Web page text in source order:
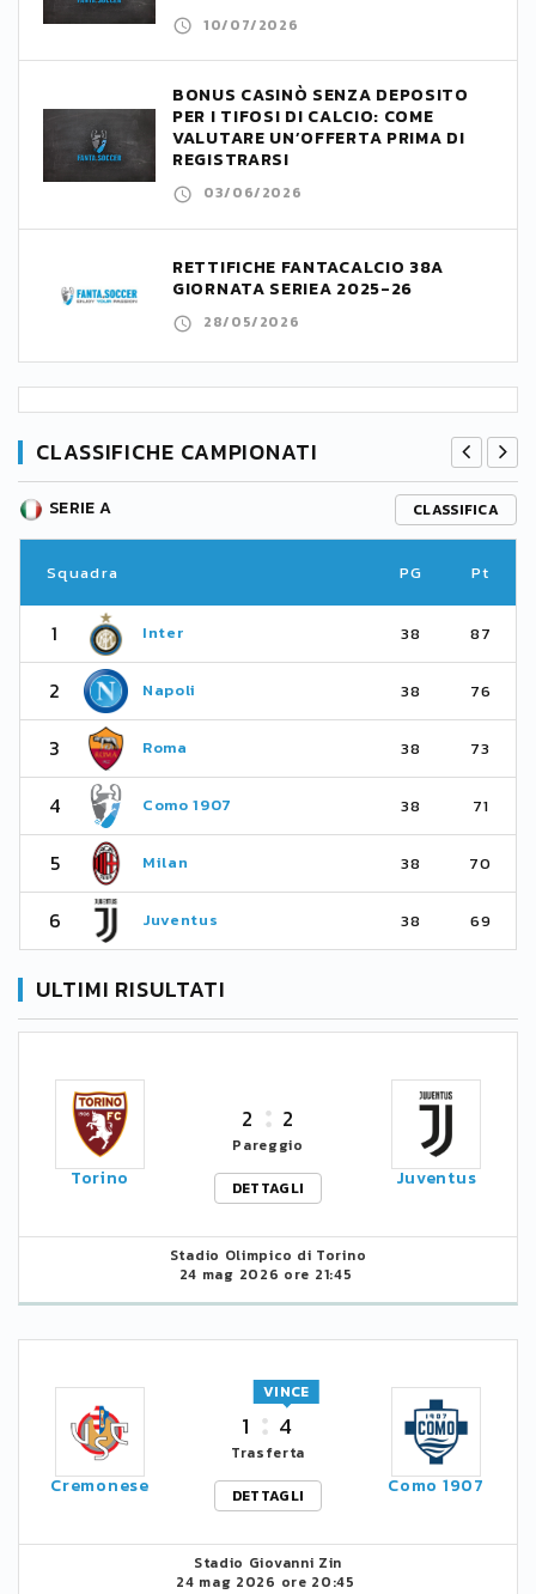
10/07/2026
BONUS CASINÒ SENZA DEPOSITO
PER I TIFOSI DI CALCIO: COME
VALUTARE UN’OFFERTA PRIMA DI
REGISTRARSI
03/06/2026
RETTIFICHE FANTACALCIO 38A
GIORNATA SERIEA 2025-26
28/05/2026
CLASSIFICHE CAMPIONATI
SERIE A CLASSIFICA
Squadra PG Pt
1 Inter 38 87
2 Napoli 38 76
3 Roma 38 73
4 Como 1907 38 71
5 Milan 38 70
6 Juventus 38 69
ULTIMI RISULTATI
Torino
2 2
Pareggio
DETTAGLI
Juventus
Stadio Olimpico di Torino
24 mag 2026 ore 21:45
Cremonese
1 4
VINCE
Trasferta
DETTAGLI
Como 1907
Stadio Giovanni Zin
24 mag 2026 ore 20:45